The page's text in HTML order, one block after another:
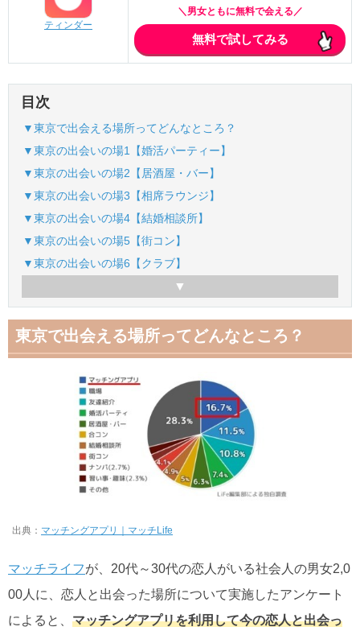
ティンダー
＼男女ともに無料で会える／
無料で試してみる
目次
▼東京で出会える場所ってどんなところ？
▼東京の出会いの場1【婚活パーティー】
▼東京の出会いの場2【居酒屋・バー】
▼東京の出会いの場3【相席ラウンジ】
▼東京の出会いの場4【結婚相談所】
▼東京の出会いの場5【街コン】
▼東京の出会いの場6【クラブ】
東京で出会える場所ってどんなところ？
出典： マッチングアプリ｜マッチLife
マッチライフが、20代～30代の恋人がいる社会人の男女2,0
00人に、 恋人と出会った場所について実施したアンケート
によると、 マッチングアプリを利用して今の恋人と出会っ